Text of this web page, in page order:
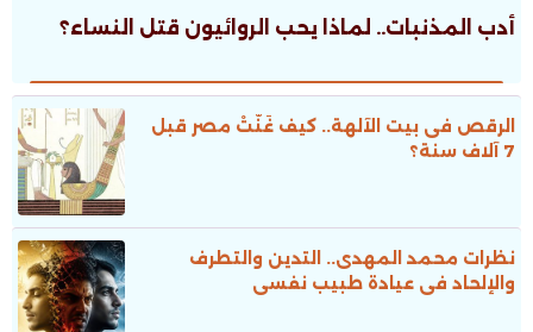
أدب المذنبات.. لماذا يحب الروائيون قتل النساء؟
الرقص فى بيت الآلهة.. كيف غَنَّتْ مصر قبل
7 آلاف سنة؟
نظرات محمد المهدى.. التدين والتطرف
والإلحاد فى عيادة طبيب نفسى